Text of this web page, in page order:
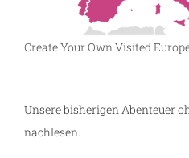
Create Your Own Visited
Unsere bisherigen Abenteuer
nachlesen.